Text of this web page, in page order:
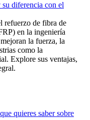
diferencia con el
refuerzo de fibra de
en la ingeniería
la fuerza, la
como la
Explore sus ventajas,
quieres saber sobre